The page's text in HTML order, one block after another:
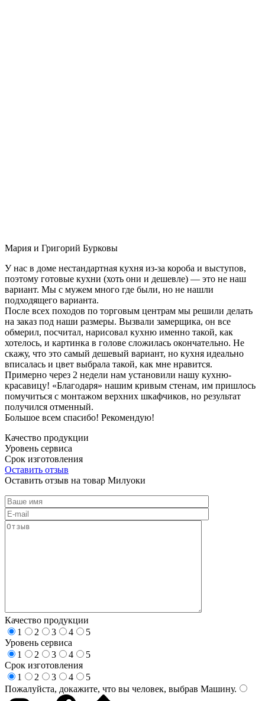
Мария и Григорий Бурковы
У нас в доме нестандартная кухня из-за короба и выступов,
поэтому готовые кухни (хоть они и дешевле) — это не наш
вариант. Мы с мужем много где были, но не нашли
подходящего варианта.
После всех походов по торговым центрам мы решили делать
на заказ под наши размеры. Вызвали замерщика, он все
обмерил, посчитал, нарисовал кухню именно такой, как
хотелось, и картинка в голове сложилась окончательно. Не
скажу, что это самый дешевый вариант, но кухня идеально
вписалась и цвет выбрала такой, как мне нравится.
Примерно через 2 недели нам установили нашу кухню-
красавицу! «Благодаря» нашим кривым стенам, им пришлось
помучиться с монтажом верхних шкафчиков, но результат
получился отменный.
Большое всем спасибо! Рекомендую!
Качество продукции
Уровень сервиса
Срок изготовления
Оставить отзыв
Оставить отзыв на товар Милуоки
Качество продукции
1
2 3 4
5
Уровень сервиса
1
2 3 4
5
Срок изготовления
1
2 3 4
5
Пожалуйста, докажите, что вы человек, выбрав Машину.